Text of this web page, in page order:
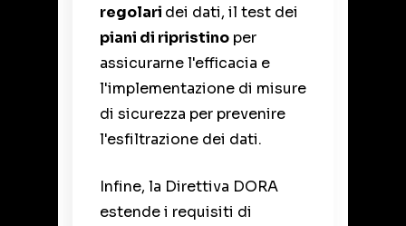
regolari dei dati, il test dei
piani di ripristino per
assicurarne l'efficacia e
l'implementazione di misure
di sicurezza per prevenire
l'esfiltrazione dei dati.
Infine, la Direttiva DORA
estende i requisiti di